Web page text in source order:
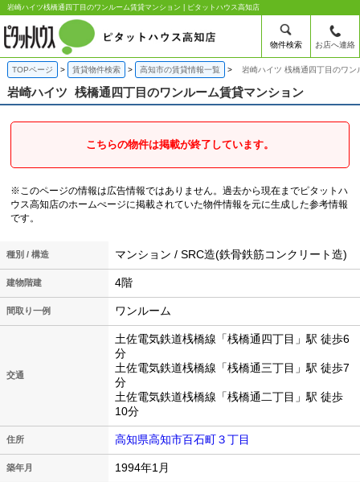
岩崎ハイツ桟橋通四丁目のワンルーム賃貸マンション | ピタットハウス高知店
物件検索 お店へ連絡
TOPページ 賃貸物件検索 高知市の賃貸情報一覧 岩崎ハイツ 桟橋通四丁目のワン
岩崎ハイツ 桟橋通四丁目のワンルーム賃貸マンション
こちらの物件は掲載が終了しています。
※このページの情報は広告情報ではありません。過去から現在までピタットハ
ウス高知店のホームぺージに掲載されていた物件情報を元に生成した参考情報
です。
種別 / 構造 マンション / SRC造(鉄骨鉄筋コンクリート造)
建物階建 4階
間取り一例 ワンルーム
交通
土佐電気鉄道桟橋線「桟橋通四丁目」駅 徒歩6
分
土佐電気鉄道桟橋線「桟橋通三丁目」駅 徒歩7
分
土佐電気鉄道桟橋線「桟橋通二丁目」駅 徒歩
10分
住所 高知県高知市百石町３丁目
築年月 1994年1月